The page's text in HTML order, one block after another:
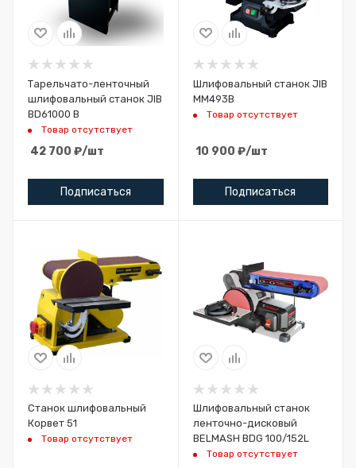
Тарельчато-ленточный
шлифовальный станок JIB
BD61000 B
Товар отсутствует
42 700 ₽/шт
Подписаться
Шлифовальный станок JIB
MM493B
Товар отсутствует
10 900 ₽/шт
Подписаться
Станок шлифовальный
Корвет 51
Товар отсутствует
Шлифовальный станок
ленточно-дисковый
BELMASH BDG 100/152L
Товар отсутствует